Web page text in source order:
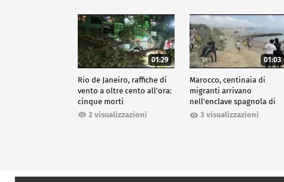
01:29
Rio de Janeiro, raffiche di
vento a oltre cento all'ora:
cinque morti
2 visualizzazioni
01:03
Marocco, centinaia di
migranti arrivano
nell'enclave spagnola di
Ceuta3 visualizzazioni